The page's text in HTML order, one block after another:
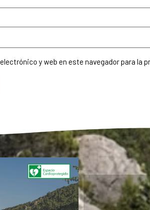
y web en este navegador para la